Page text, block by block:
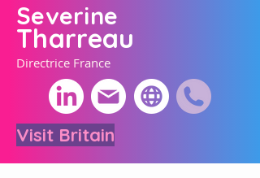
Severine
Tharreau
Directrice France
Visit Britain